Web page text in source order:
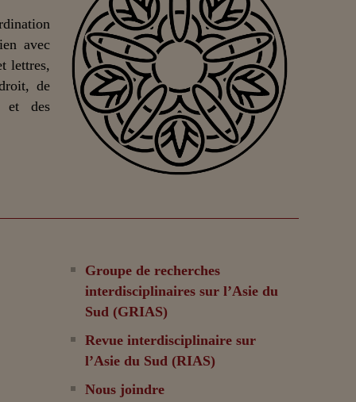
avec
lettres,
de
et des
Groupe de recherches
interdisciplinaires sur l’Asie du
Sud (GRIAS)
Revue interdisciplinaire sur
l’Asie du Sud (RIAS)
Nous joindre